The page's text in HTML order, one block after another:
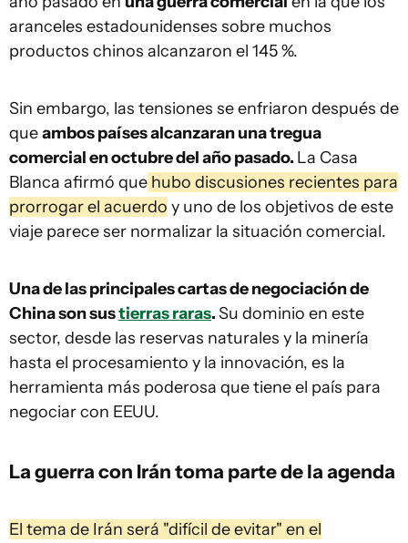
aranceles estadounidenses sobre muchos
productos chinos alcanzaron el 145 %.
Sin embargo, las tensiones se enfriaron después de
queambos países alcanzaran una tregua
comercial en octubre del año pasado. La Casa
Blanca afirmó que hubo discusiones recientes para
prorrogar el acuerdo y uno de los objetivos de este
viaje parece ser normalizar la situación comercial.
Una de las principales cartas de negociación de
China son sustierras raras.Su dominio en este
sector, desde las reservas naturales y la minería
hasta el procesamiento y la innovación, es la
herramienta más poderosa que tiene el país para
negociar con EEUU.
La guerra con Irán toma parte de la agenda
El tema de Irán será "difícil de evitar" en el